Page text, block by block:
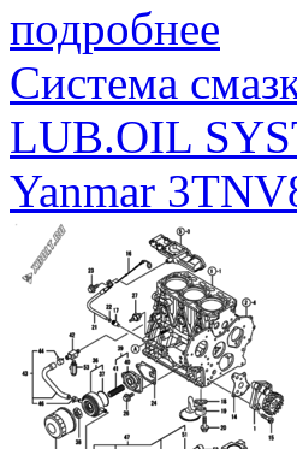
подробнее
Система
LUB.OIL
Yanmar